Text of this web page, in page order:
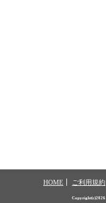
HOME ご利用規約
Copyright(c)2026